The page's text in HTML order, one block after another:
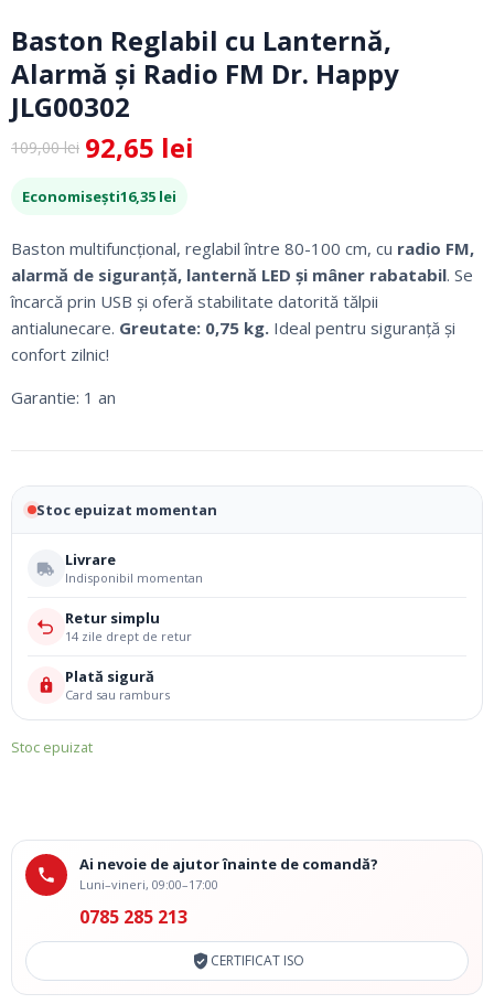
Baston Reglabil cu Lanternă,
Alarmă și Radio FM Dr. Happy
JLG00302
109,00lei
Prețul
inițial
a
fost:
109,00 lei.
92,65 lei
Prețul
curent
este:
92,65 lei.
Economisești16,35 lei
Baston multifuncțional, reglabil între 80-100 cm, cu radio FM,
alarmă de siguranță, lanternă LED și mâner rabatabil. Se
încarcă prin USB și oferă stabilitate datorită tălpii
antialunecare. Greutate: 0,75 kg. Ideal pentru siguranță și
confort zilnic!
Garantie: 1 an
Stoc epuizat momentan
Livrare
Indisponibil momentan
Retur simplu
14 zile drept de retur
Plată sigură
Card sau ramburs
Stoc epuizat
Ai nevoie de ajutor înainte de comandă?
Luni–vineri, 09:00–17:00
0785 285 213
CERTIFICAT ISO